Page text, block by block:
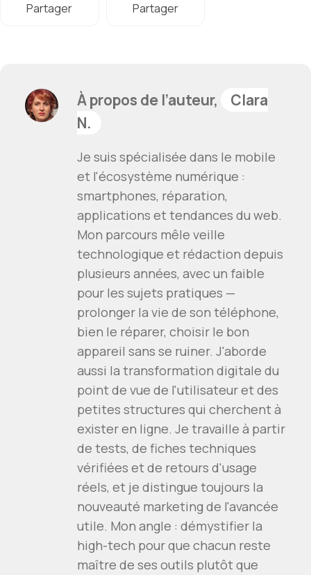
Partager Partager
À propos de l’auteur,
Clara
N.
Je suis spécialisée dans le mobile
et l'écosystème numérique :
smartphones, réparation,
applications et tendances du web.
Mon parcours mêle veille
technologique et rédaction depuis
plusieurs années, avec un faible
pour les sujets pratiques —
prolonger la vie de son téléphone,
bien le réparer, choisir le bon
appareil sans se ruiner. J'aborde
aussi la transformation digitale du
point de vue de l'utilisateur et des
petites structures qui cherchent à
exister en ligne. Je travaille à partir
de tests, de fiches techniques
vérifiées et de retours d'usage
réels, et je distingue toujours la
nouveauté marketing de l'avancée
utile. Mon angle : démystifier la
high-tech pour que chacun reste
maître de ses outils plutôt que